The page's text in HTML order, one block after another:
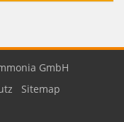
GmbH
Sitemap